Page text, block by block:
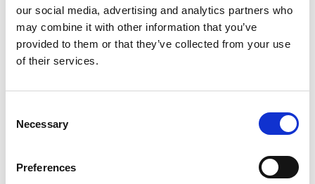
our social media, advertising and analytics partners who
may combine it with other information that you’ve
provided to them or that they’ve collected from your use
of their services.
Selection
Necessary
Preferences
Σύμφωνα με το άρθρο 6 του τροποποιητικού νόμου, η
υποχρέωση τίθεται σε ισχύ από τις 26 Ιανουαρίου 2025, δηλαδή
έξι μήνες μετά τη δημοσίευση στην Επίσημη Εφημερίδα της
Δημοκρατίας.
Η ασφαλιστική σύμβαση πρέπει να περιλαμβάνει τουλάχιστον
σχετικούς κανονισμούς για τους οποίους θα ενημερωθείτε
εγκαίρως.